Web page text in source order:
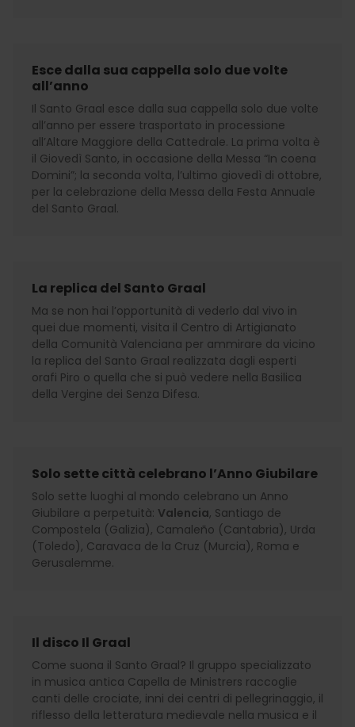
Esce dalla sua cappella solo due volte
all’anno
Il Santo Graal esce dalla sua cappella solo due volte
all’anno per essere trasportato in processione
all’Altare Maggiore della Cattedrale. La prima volta è
il Giovedì Santo, in occasione della Messa “In coena
Domini”; la seconda volta, l’ultimo giovedì di ottobre,
per la celebrazione della Messa della Festa Annuale
del Santo Graal.
La replica del Santo Graal
Ma se non hai l’opportunità di vederlo dal vivo in
quei due momenti, visita il Centro di Artigianato
della Comunità Valenciana per ammirare da vicino
la replica del Santo Graal realizzata dagli esperti
orafi Piro o quella che si può vedere nella Basilica
della Vergine dei Senza Difesa.
Solo sette città celebrano l’Anno Giubilare
Solo sette luoghi al mondo celebrano un Anno
Giubilare a perpetuità: Valencia, Santiago de
Compostela (Galizia), Camaleño (Cantabria), Urda
(Toledo), Caravaca de la Cruz (Murcia), Roma e
Gerusalemme.
Il disco Il Graal
Come suona il Santo Graal? Il gruppo specializzato
in musica antica Capella de Ministrers raccoglie
canti delle crociate, inni dei centri di pellegrinaggio, il
riflesso della letteratura medievale nella musica e il